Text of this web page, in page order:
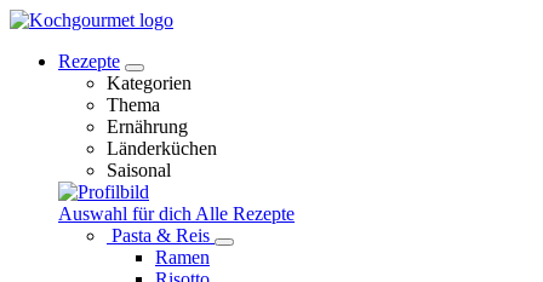
Rezepte
Kategorien
Thema
Ernährung
Länderküchen
Saisonal
Auswahl für dich Alle Rezepte
Pasta & Reis
Ramen